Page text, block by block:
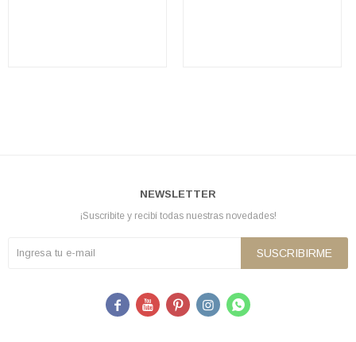
NEWSLETTER
¡Suscribite y recibí todas nuestras novedades!
SUSCRIBIRME
    